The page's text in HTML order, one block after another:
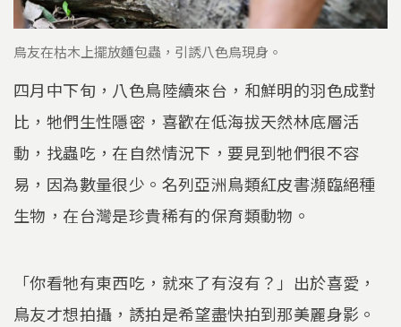
鳥友在枯木上擺放麵包蟲，引誘八色鳥現身。
四月中下旬，八色鳥陸續來台，和鮮明的羽色成對
比，牠們生性隱密，喜歡在低海拔天然林底層活
動，找蟲吃，在自然情況下，要見到牠們很不容
易，因為數量很少。名列亞洲鳥類紅皮書瀕臨絕種
生物，在台灣是珍貴稀有的保育類動物。
「你看牠有東西吃，就來了有沒有？」出於喜愛，
鳥友才想拍攝，誘拍是希望盡快拍到那美麗身影。